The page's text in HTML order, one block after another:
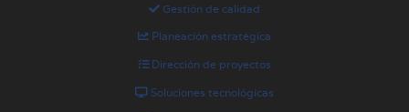
Gestión de calidad
Planeación estratégica
Dirección de proyectos
Soluciones tecnológicas